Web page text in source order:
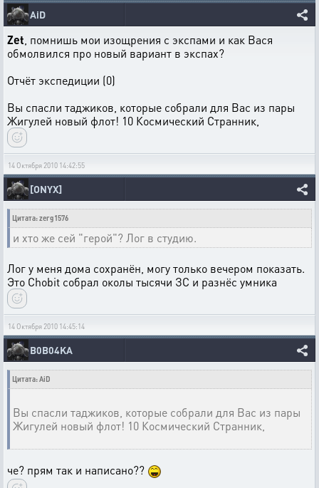
AiD
Zet , помнишь мои изощрения с экспами и как Вася
обмолвился про новый вариант в экспах?
Отчёт экспедиции (0)
Вы спасли таджиков, которые собрали для Вас из пары
Жигулей новый флот! 10 Космический Странник,
14 Октября 2010 14:42:55
[ONYX]
Цитата: zerg1576
и хто же сей "герой"? Лог в студию.
Лог у меня дома сохранён, могу только вечером показать.
Это Chobit собрал околы тысячи ЗС и разнёс умника
14 Октября 2010 14:45:14
B0B04KA
Цитата: AiD
Вы спасли таджиков, которые собрали для Вас из пары
Жигулей новый флот! 10 Космический Странник,
че? прям так и написано??